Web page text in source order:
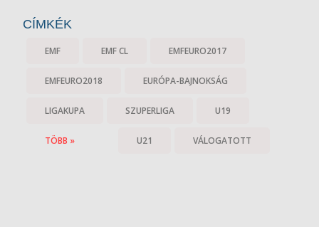
CÍMKÉK
EMF EMF CL EMFEURO2017
EMFEURO2018 EURÓPA-BAJNOKSÁG
LIGAKUPA SZUPERLIGA U19
U21 VÁLOGATOTT
TÖBB »